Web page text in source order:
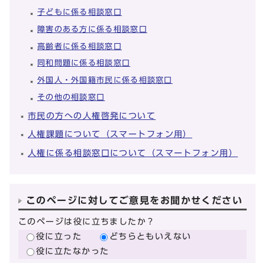
子どもに係る相談窓口
障害のある方に係る相談窓口
高齢者に係る相談窓口
同和問題に係る相談窓口
外国人・外国籍市民に係る相談窓口
その他の相談窓口
市民の方への人権啓発について
人権課題について（スマートフォン用）
人権に係る相談窓口について（スマートフォン用）
このページに対してご意見をお聞かせください
このページは役に立ちましたか？
役に立った
どちらともいえない
役に立たなかった